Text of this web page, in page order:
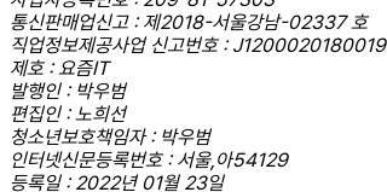
통신판매업신고 : 제2018-서울강남-02337 호
직업정보제공사업 신고번호 : J1200020180019
제호 : 요즘IT
발행인 : 박우범
편집인 : 노희선
청소년보호책임자 : 박우범
인터넷신문등록번호 : 서울,아54129
등록일 : 2022년 01월 23일